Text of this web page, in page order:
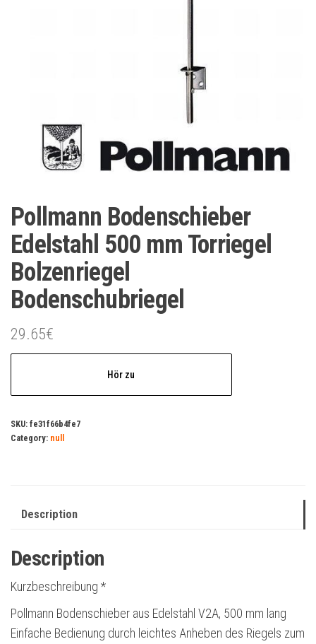
Pollmann Bodenschieber
Edelstahl 500 mm Torriegel
Bolzenriegel
Bodenschubriegel
29.65€
Hör zu
SKU: fe31f66b4fe7
Category: null
Description
Description
Kurzbeschreibung *
Pollmann Bodenschieber aus Edelstahl V2A, 500 mm lang
Einfache Bedienung durch leichtes Anheben des Riegels zum